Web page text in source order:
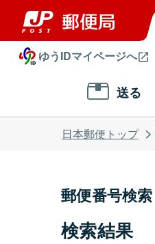
ゆうIDマイページへ
送る
日本郵便トップ
郵便番号検索
検索結果